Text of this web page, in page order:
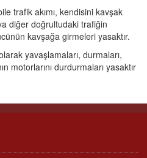
trafik akımı, kendisini kavşak
diğer doğrultudaki trafiğin
kavşağa girmeleri yasaktır.
yavaşlamaları, durmaları,
motorlarını durdurmaları yasaktır